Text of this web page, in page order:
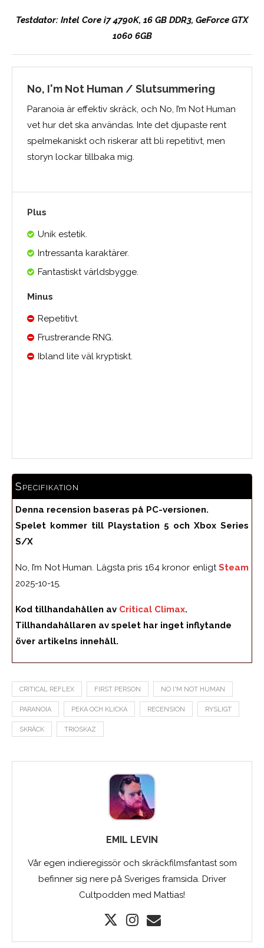
Testdator: Intel Core i7 4790K, 16 GB DDR3, GeForce GTX
1060 6GB
No, I'm Not Human / Slutsummering
Paranoia är effektiv skräck, och No, I’m Not Human
vet hur det ska användas. Inte det djupaste rent
spelmekaniskt och riskerar att bli repetitivt, men
storyn lockar tillbaka mig.
Plus
Unik estetik.
Intressanta karaktärer.
Fantastiskt världsbygge.
Minus
Repetitivt.
Frustrerande RNG.
Ibland lite väl kryptiskt.
Specifikation
Denna recension baseras på PC-versionen.
Spelet kommer till Playstation 5 och Xbox Series
S/X
No, I’m Not Human. Lägsta pris 164 kronor enligtSteam
2025-10-15.
Kod tillhandahållen av Critical Climax.
Tillhandahållaren av spelet har inget inflytande
över artikelns innehåll.
CRITICAL REFLEX FIRST PERSON NO I'M NOT HUMAN
PARANOIA PEKA OCH KLICKA RECENSION RYSLIGT
SKRÄCK TRIOSKAZ
EMIL LEVIN
Vår egen indieregissör och skräckfilmsfantast som
befinner sig nere på Sveriges framsida. Driver
Cultpodden med Mattias!